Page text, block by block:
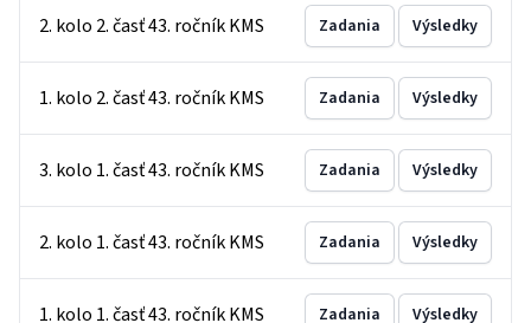
2. kolo 2. časť 43. ročník KMS Zadania Výsledky
1. kolo 2. časť 43. ročník KMS Zadania Výsledky
3. kolo 1. časť 43. ročník KMS Zadania Výsledky
2. kolo 1. časť 43. ročník KMS Zadania Výsledky
1. kolo 1. časť 43. ročník KMS Zadania Výsledky